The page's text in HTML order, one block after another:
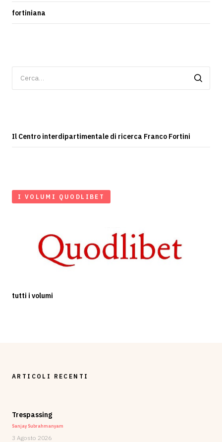
fortiniana
per:
Il Centro interdipartimentale di ricerca Franco Fortini
I VOLUMI QUODLIBET
tutti i volumi
ARTICOLI RECENTI
Trespassing
Sanjay Subrahmanyam
3 Agosto 2026